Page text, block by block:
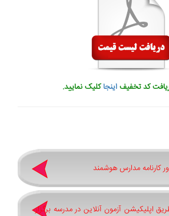
کد تخفیف اینجا کلیک نمایید.
کارنامه مدارس هوشمند
اپلیکیشن آزمون آنلاین در مدرسه برگزار